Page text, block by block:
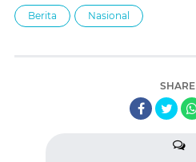
Berita Nasional
SHARE